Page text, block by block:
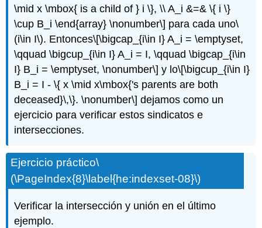
\mid x \mbox{ is a child of } i \}, \\ A_i &=& \{ i \}
\cup B_i \end{array} \nonumber\] para cada uno\
(i\in I\). Entonces\[\bigcap_{i\in I} A_i = \emptyset,
\qquad \bigcup_{i\in I} A_i = I, \qquad \bigcap_{i\in
I} B_i = \emptyset, \nonumber\] y lo\[\bigcup_{i\in I}
B_i = I - \{ x \mid x\mbox{'s parents are both
deceased}\,\}. \nonumber\] dejamos como un
ejercicio para verificar estos sindicatos e
intersecciones.
Ejercicio práctico\
(\PageIndex{8}\label{he:indexset-08}\)
Verificar la intersección y unión en el último
ejemplo.